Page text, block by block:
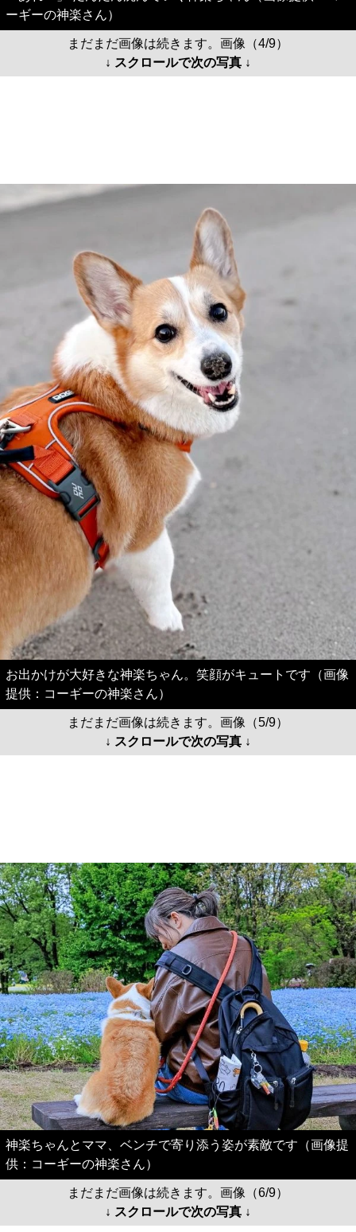
ーギーの神楽さん）
まだまだ画像は続きます。画像（4/9）
↓ スクロールで次の写真 ↓
お出かけが大好きな神楽ちゃん。笑顔がキュートです（画像
提供：コーギーの神楽さん）
まだまだ画像は続きます。画像（5/9）
↓ スクロールで次の写真 ↓
神楽ちゃんとママ、ベンチで寄り添う姿が素敵です（画像提
供：コーギーの神楽さん）
まだまだ画像は続きます。画像（6/9）
↓ スクロールで次の写真 ↓